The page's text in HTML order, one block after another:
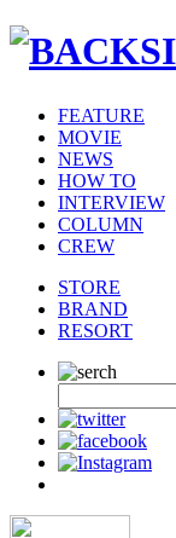
FEATURE
MOVIE
NEWS
HOW TO
INTERVIEW
COLUMN
CREW
STORE
BRAND
RESORT